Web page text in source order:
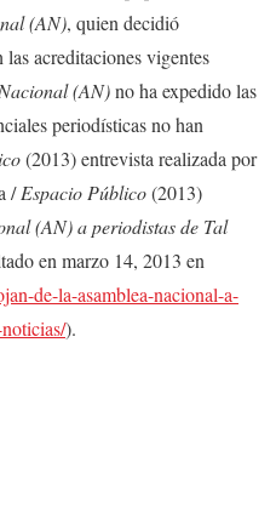
(AN), quien decidió
acreditaciones vigentes
(AN)no ha expedido las
periodísticas no han
(2013) entrevista realizada por
/Espacio Público(2013)
(AN) a periodistas de Tal
en marzo 14, 2013 en
de-la-asamblea-nacional-a-
).